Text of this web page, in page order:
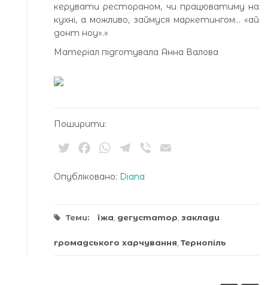
керувати рестораном, чи працюватиму на
кухні, а можливо, займуся маркетингом… «ай
донт ноу».»
Матеріал підготувала Анна Валова
Поширити:
TwitterFacebookWhatsApp
Telegram
Viber
Опубліковано: Diana
Теми: їжа, дегустатор, заклади
громадського харчування, Тернопіль